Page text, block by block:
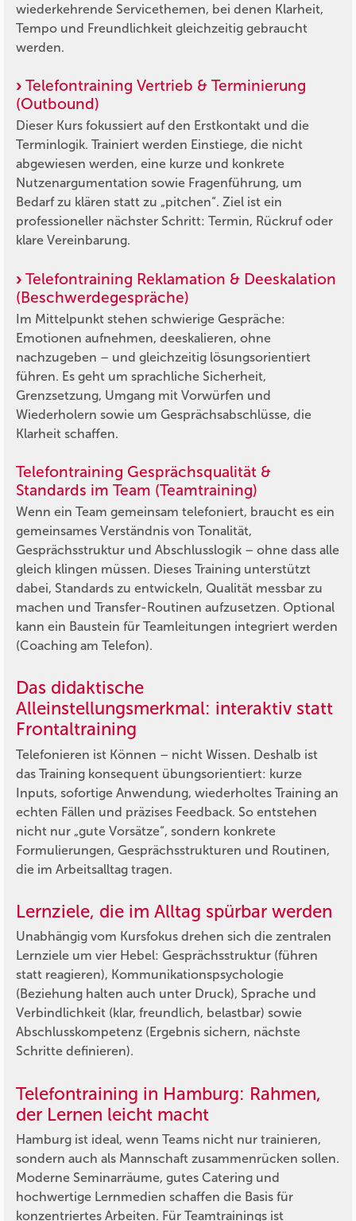
wiederkehrende Servicethemen, bei denen Klarheit,
Tempo und Freundlichkeit gleichzeitig gebraucht
werden.
Telefontraining Vertrieb & Terminierung
(Outbound)
Dieser Kurs fokussiert auf den Erstkontakt und die
Terminlogik. Trainiert werden Einstiege, die nicht
abgewiesen werden, eine kurze und konkrete
Nutzenargumentation sowie Fragenführung, um
Bedarf zu klären statt zu „pitchen“. Ziel ist ein
professioneller nächster Schritt: Termin, Rückruf oder
klare Vereinbarung.
Telefontraining Reklamation & Deeskalation
(Beschwerdegespräche)
Im Mittelpunkt stehen schwierige Gespräche:
Emotionen aufnehmen, deeskalieren, ohne
nachzugeben – und gleichzeitig lösungsorientiert
führen. Es geht um sprachliche Sicherheit,
Grenzsetzung, Umgang mit Vorwürfen und
Wiederholern sowie um Gesprächsabschlüsse, die
Klarheit schaffen.
Telefontraining Gesprächsqualität &
Standards im Team (Teamtraining)
Wenn ein Team gemeinsam telefoniert, braucht es ein
gemeinsames Verständnis von Tonalität,
Gesprächsstruktur und Abschlusslogik – ohne dass alle
gleich klingen müssen. Dieses Training unterstützt
dabei, Standards zu entwickeln, Qualität messbar zu
machen und Transfer-Routinen aufzusetzen. Optional
kann ein Baustein für Teamleitungen integriert werden
(Coaching am Telefon).
Das didaktische
Alleinstellungsmerkmal: interaktiv statt
Frontaltraining
Telefonieren ist Können – nicht Wissen. Deshalb ist
das Training konsequent übungsorientiert: kurze
Inputs, sofortige Anwendung, wiederholtes Training an
echten Fällen und präzises Feedback. So entstehen
nicht nur „gute Vorsätze“, sondern konkrete
Formulierungen, Gesprächsstrukturen und Routinen,
die im Arbeitsalltag tragen.
Lernziele, die im Alltag spürbar werden
Unabhängig vom Kursfokus drehen sich die zentralen
Lernziele um vier Hebel: Gesprächsstruktur (führen
statt reagieren), Kommunikationspsychologie
(Beziehung halten auch unter Druck), Sprache und
Verbindlichkeit (klar, freundlich, belastbar) sowie
Abschlusskompetenz (Ergebnis sichern, nächste
Schritte definieren).
Telefontraining in Hamburg: Rahmen,
der Lernen leicht macht
Hamburg ist ideal, wenn Teams nicht nur trainieren,
sondern auch als Mannschaft zusammenrücken sollen.
Moderne Seminarräume, gutes Catering und
hochwertige Lernmedien schaffen die Basis für
konzentriertes Arbeiten. Für Teamtrainings ist